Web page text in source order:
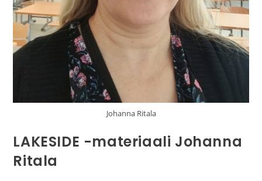
Johanna Ritala
LAKESIDE -materiaali Johanna
Ritala